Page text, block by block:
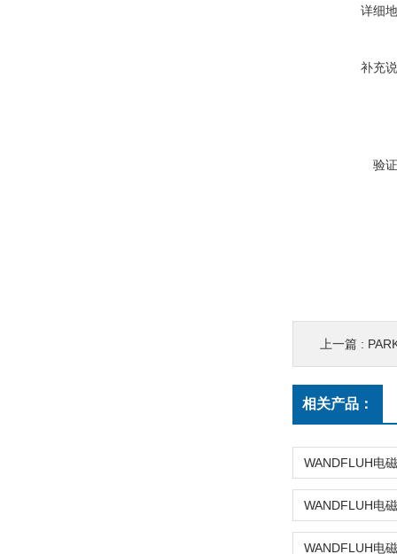
详细
补充
验
上一篇 :
相关产品：